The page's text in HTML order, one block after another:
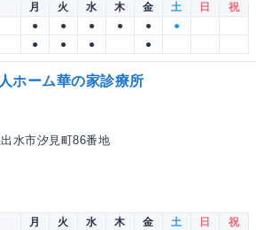
月 火 水 木 金 土 日
祝
● ● ● ● ●
●
● ● ● ●
ホーム華の家診療所
水市汐見町86番地
月 火 水 木 金 土 日
祝